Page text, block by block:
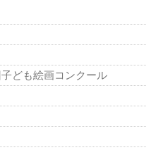
ども絵画コンクール